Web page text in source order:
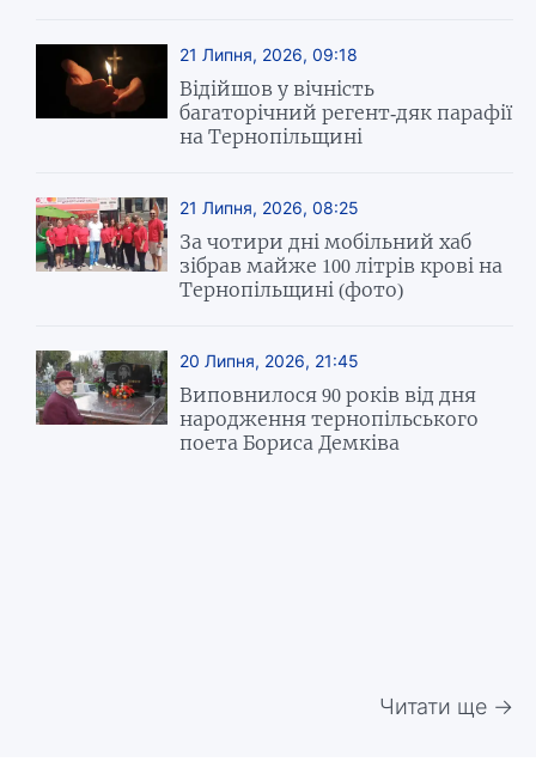
21 Липня, 2026, 09:18
Відійшов у вічність
багаторічний регент-дяк парафії
на Тернопільщині
21 Липня, 2026, 08:25
За чотири дні мобільний хаб
зібрав майже 100 літрів крові на
Тернопільщині (фото)
20 Липня, 2026, 21:45
Виповнилося 90 років від дня
народження тернопільського
поета Бориса Демківа
Читати ще →